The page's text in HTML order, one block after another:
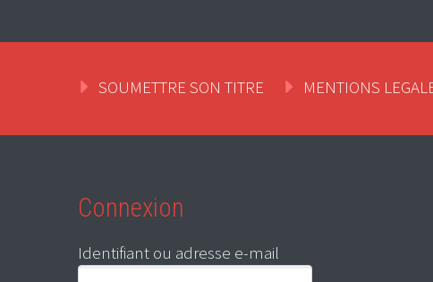
SOUMETTRE SON TITRE MENTIONS
Connexion
Identifiant ou adresse e-mail